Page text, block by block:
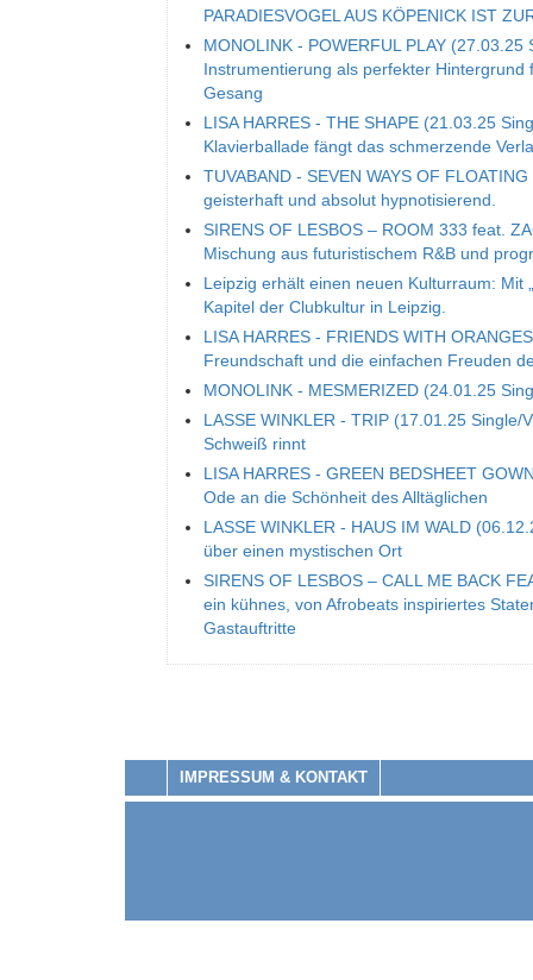
PARADIESVOGEL AUS KÖPENICK IST
MONOLINK - POWERFUL PLAY
Instrumentierung als perfekter
Gesang
LISA HARRES - THE SHAPE (21.03.25
Klavierballade fängt das schmerzende
TUVABAND - SEVEN WAYS OF
geisterhaft und absolut hypnotisierend.
SIRENS OF LESBOS – ROOM 333 feat.
Mischung aus futuristischem R&B und
Leipzig erhält einen neuen Kulturraum: Mit
Kapitel der Clubkultur in Leipzig.
LISA HARRES - FRIENDS WITH
Freundschaft und die einfachen Freuden
MONOLINK - MESMERIZED (24.01.25
LASSE WINKLER - TRIP (17.01.25
Schweiß rinnt
LISA HARRES - GREEN BEDSHEET
Ode an die Schönheit des Alltäglichen
LASSE WINKLER - HAUS IM WALD
über einen mystischen Ort
SIRENS OF LESBOS – CALL ME BACK
ein kühnes, von Afrobeats inspiriertes
Gastauftritte
IMPRESSUM & KONTAKT